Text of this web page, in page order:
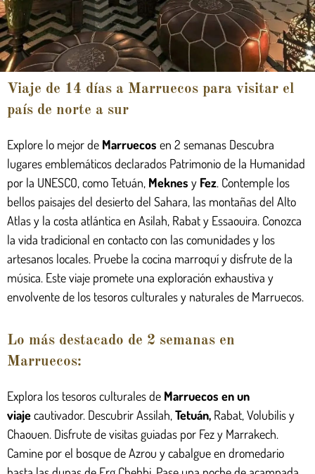
Viaje de 14 días a Marruecos para visitar el
país de norte a sur
Explore lo mejor de Marruecos en 2 semanas Descubra
lugares emblemáticos declarados Patrimonio de la Humanidad
por la UNESCO, como Tetuán, Meknes y Fez. Contemple los
bellos paisajes del desierto del Sahara, las montañas del Alto
Atlas y la costa atlántica en Asilah, Rabat y Essaouira. Conozca
la vida tradicional en contacto con las comunidades y los
artesanos locales. Pruebe la cocina marroquí y disfrute de la
música. Este viaje promete una exploración exhaustiva y
envolvente de los tesoros culturales y naturales de Marruecos.
Lo más destacado de 2 semanas en
Marruecos:
Explora los tesoros culturales de Marruecos en un
viajecautivador. Descubrir Assilah, Tetuán, Rabat, Volubilis y
Chaouen. Disfrute de visitas guiadas por Fez y Marrakech.
Camine por el bosque de Azrou y cabalgue en dromedario